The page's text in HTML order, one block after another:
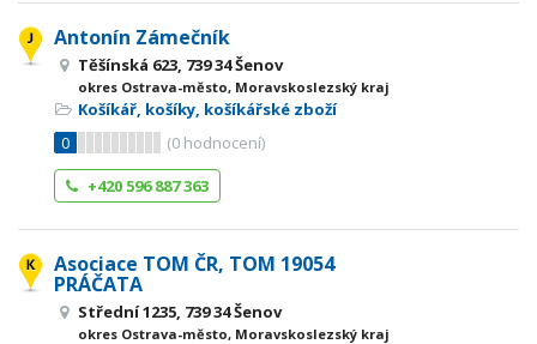
Antonín Zámečník
Těšínská 623, 739 34 Šenov
okres Ostrava-město, Moravskoslezský kraj
Košíkář, košíky, košíkářské zboží
0
(0 hodnocení)
+420 596 887 363
Asociace TOM ČR, TOM 19054
PRÁČATA
Střední 1235, 739 34 Šenov
okres Ostrava-město, Moravskoslezský kraj